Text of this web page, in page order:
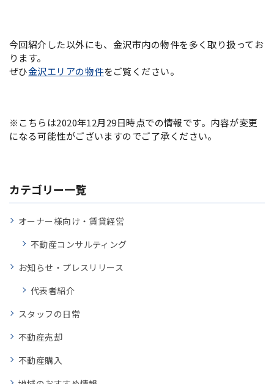
今回紹介した以外にも、金沢市内の物件を多く取り扱ってお
ります。
ぜひ金沢エリアの物件をご覧ください。
※こちらは2020年12月29日時点での情報です。内容が変更
になる可能性がございますのでご了承ください。
カテゴリー一覧
オーナー様向け・賃貸経営
不動産コンサルティング
お知らせ・プレスリリース
代表者紹介
スタッフの日常
不動産売却
不動産購入